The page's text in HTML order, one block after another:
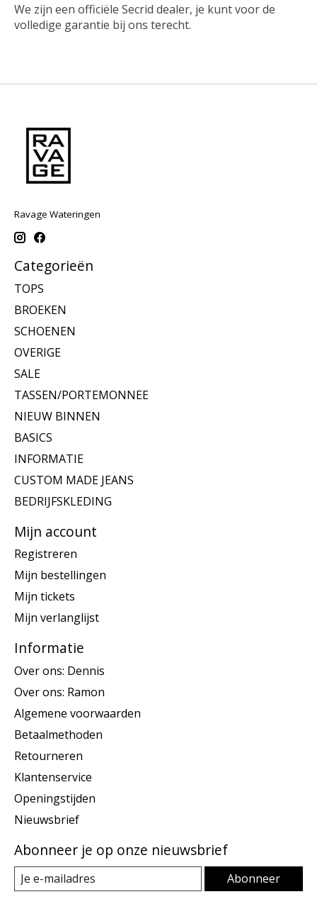
We zijn een officiële Secrid dealer, je kunt voor de
volledige garantie bij ons terecht.
Ravage Wateringen
Categorieën
TOPS
BROEKEN
SCHOENEN
OVERIGE
SALE
TASSEN/PORTEMONNEE
NIEUW BINNEN
BASICS
INFORMATIE
CUSTOM MADE JEANS
BEDRIJFSKLEDING
Mijn account
Registreren
Mijn bestellingen
Mijn tickets
Mijn verlanglijst
Informatie
Over ons: Dennis
Over ons: Ramon
Algemene voorwaarden
Betaalmethoden
Retourneren
Klantenservice
Openingstijden
Nieuwsbrief
Abonneer je op onze nieuwsbrief
Abonneer